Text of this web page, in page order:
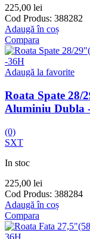
225,00 lei
Cod Produs: 388282
Adaugă în coș
Compara
Adaugă la favorite
Roata Spate 28/
Aluminiu Dubla
(0)
SXT
In stoc
225,00 lei
Cod Produs: 388284
Adaugă în coș
Compara